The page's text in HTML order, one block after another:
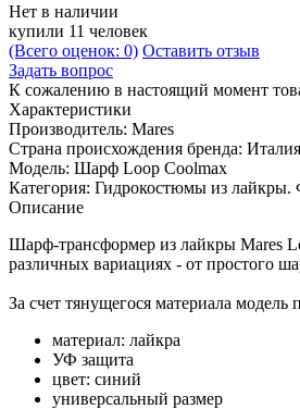
Нет в наличии
купили 11 человек
(Всего оценок: 0) Оставить отзыв
Задать вопрос
К сожалению в настоящий момент
Характеристики
Производитель: Mares
Страна происхождения бренда: Италия
Модель: Шарф Loop Coolmax
Категория: Гидрокостюмы из лайкры.
Описание
Шарф-трансформер из лайкры Mares
различных вариациях - от простого
За счет тянущегося материала
материал: лайкра
УФ защита
цвет: синий
универсальный размер